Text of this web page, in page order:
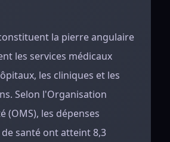
la pierre angulaire
les services médicaux
les cliniques et les
Selon l'Organisation
(OMS), les dépenses
santé ont atteint 8,3